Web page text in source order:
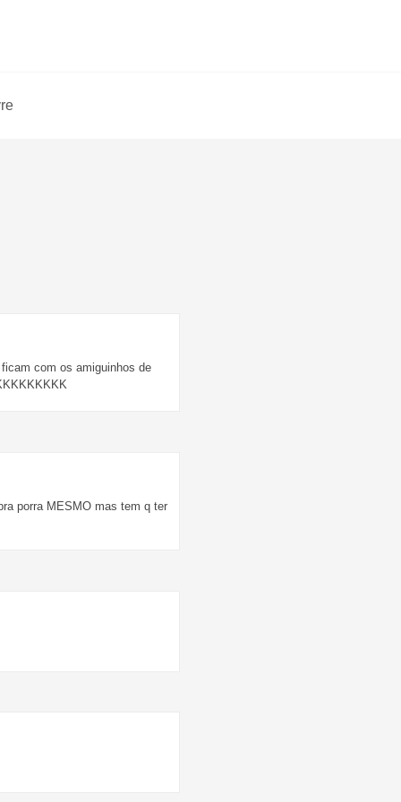
com os amiguinhos de
porra MESMO mas tem q ter